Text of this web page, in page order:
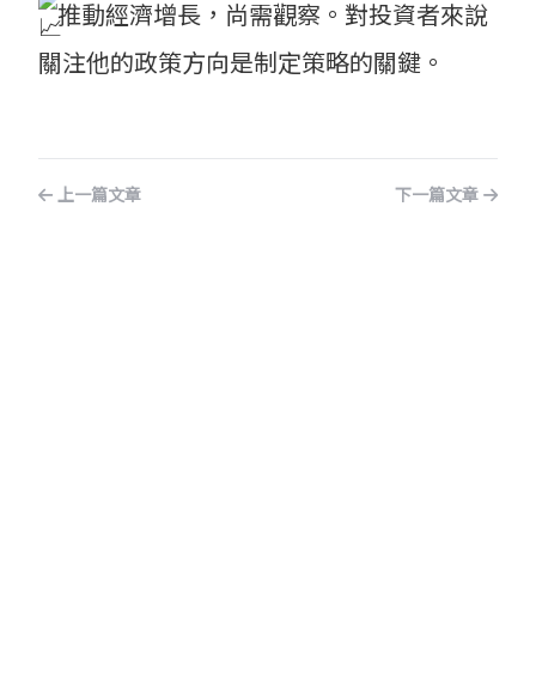
推動經濟增長，尚需觀察。對投資者來說
關注他的政策方向是制定策略的關鍵。
上一篇文章 下一篇文章